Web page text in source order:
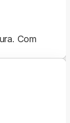
Com